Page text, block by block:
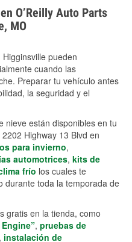
de frío
la protección
How-To.
O’Reilly Auto Parts
MO
pueden
cuando las
Preparar tu vehículo antes
la seguridad y el
nieve están disponibles en tu
Highway 13 Blvd en
para invierno,
automotrices, kits de
frío los cuales te
durante toda la temporada de
gratis en la tienda, como
, pruebas de
, instalación de